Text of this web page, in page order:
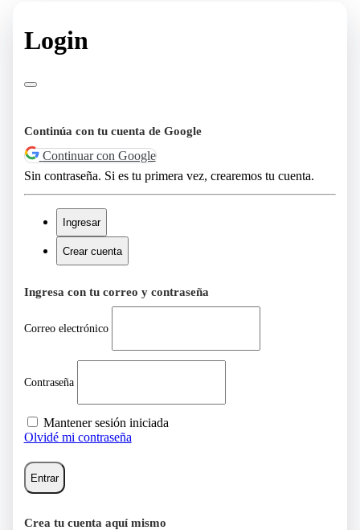
Login
Continúa con tu cuenta de Google
Continuar con Google
Sin contraseña. Si es tu primera vez, crearemos tu cuenta.
Ingresar
Crear cuenta
Ingresa con tu correo y contraseña
Correo electrónico
Contraseña
Mantener sesión iniciada
Olvidé mi contraseña
Entrar
Crea tu cuenta aquí mismo